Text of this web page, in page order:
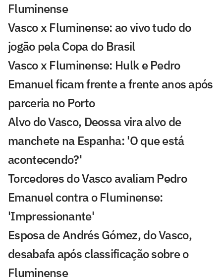
Fluminense
Vasco x Fluminense: ao vivo tudo do
jogão pela Copa do Brasil
Vasco x Fluminense: Hulk e Pedro
Emanuel ficam frente a frente anos após
parceria no Porto
Alvo do Vasco, Deossa vira alvo de
manchete na Espanha: 'O que está
acontecendo?'
Torcedores do Vasco avaliam Pedro
Emanuel contra o Fluminense:
'Impressionante'
Esposa de Andrés Gómez, do Vasco,
desabafa após classificação sobre o
Fluminense